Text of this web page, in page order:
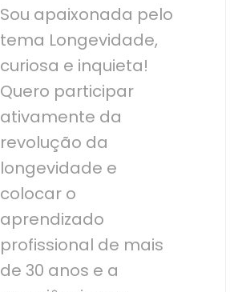
Sou apaixonada pelo
tema Longevidade,
curiosa e inquieta!
Quero participar
ativamente da
revolução da
longevidade e
colocar o
aprendizado
profissional de mais
de 30 anos e a